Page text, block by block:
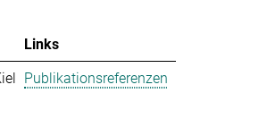
Links
Publikationsreferenzen